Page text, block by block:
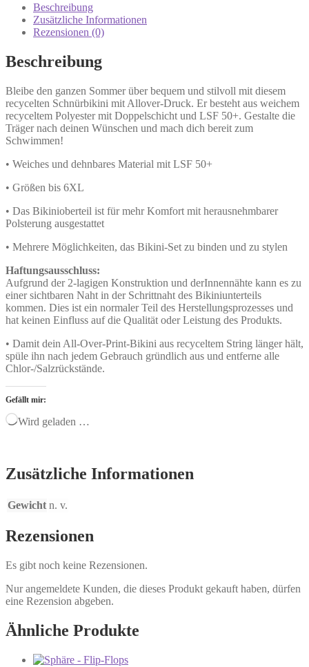
Beschreibung
Zusätzliche Informationen
Rezensionen (0)
Beschreibung
Bleibe den ganzen Sommer über bequem und stilvoll mit diesem
recycelten Schnürbikini mit Allover-Druck. Er besteht aus weichem
recyceltem Polyester mit Doppelschicht und LSF 50+. Gestalte die
Träger nach deinen Wünschen und mach dich bereit zum
Schwimmen!
• Weiches und dehnbares Material mit LSF 50+
• Größen bis 6XL
• Das Bikinioberteil ist für mehr Komfort mit herausnehmbarer
Polsterung ausgestattet
• Mehrere Möglichkeiten, das Bikini-Set zu binden und zu stylen
Haftungsausschluss:
Aufgrund der 2-lagigen Konstruktion und derInnennähte kann es zu
einer sichtbaren Naht in der Schrittnaht des Bikiniunterteils
kommen. Dies ist ein normaler Teil des Herstellungsprozesses und
hat keinen Einfluss auf die Qualität oder Leistung des Produkts.
• Damit dein All-Over-Print-Bikini aus recyceltem String länger hält,
spüle ihn nach jedem Gebrauch gründlich aus und entferne alle
Chlor-/Salzrückstände.
Gefällt mir:
Wird geladen …
Zusätzliche Informationen
Gewicht n. v.
Rezensionen
Es gibt noch keine Rezensionen.
Nur angemeldete Kunden, die dieses Produkt gekauft haben, dürfen
eine Rezension abgeben.
Ähnliche Produkte